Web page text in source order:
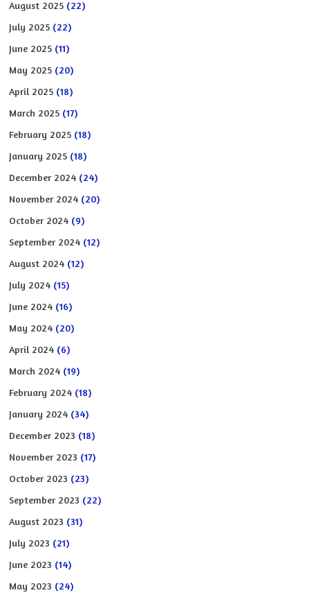
August 2025 (22)
July 2025 (22)
June 2025 (11)
May 2025 (20)
April 2025 (18)
March 2025 (17)
February 2025 (18)
January 2025 (18)
December 2024 (24)
November 2024 (20)
October 2024 (9)
September 2024 (12)
August 2024 (12)
July 2024 (15)
June 2024 (16)
May 2024 (20)
April 2024 (6)
March 2024 (19)
February 2024 (18)
January 2024 (34)
December 2023 (18)
November 2023 (17)
October 2023 (23)
September 2023 (22)
August 2023 (31)
July 2023 (21)
June 2023 (14)
May 2023 (24)